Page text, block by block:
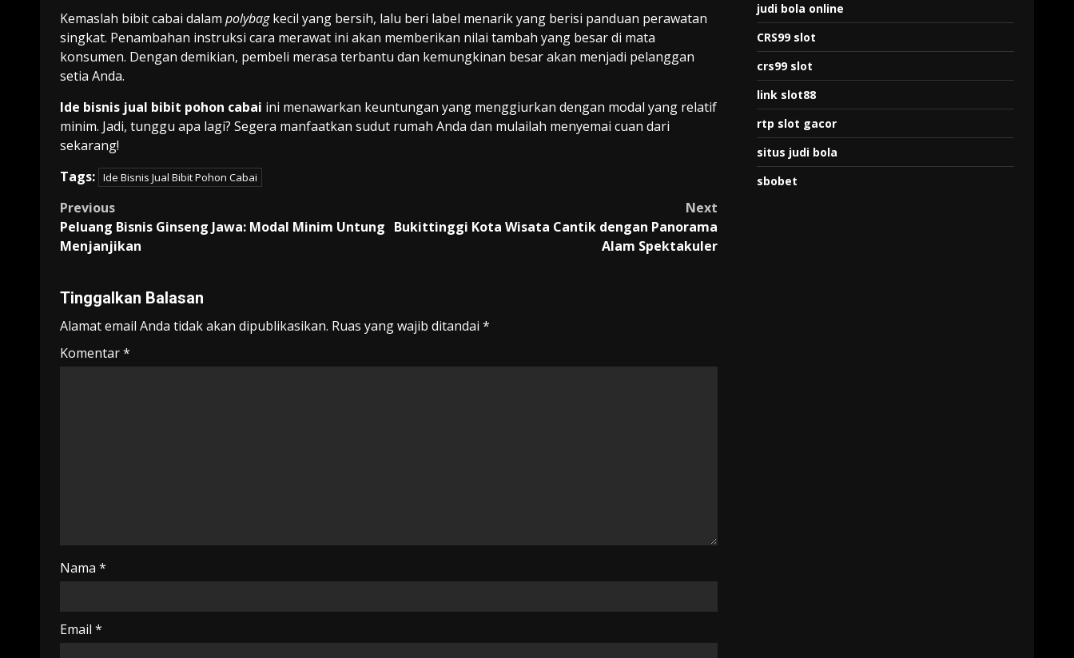
Kemaslah bibit cabai dalam polybagkecil yang bersih, lalu beri label menarik yang berisi panduan perawatan
singkat. Penambahan instruksi cara merawat ini akan memberikan nilai tambah yang besar di mata
konsumen. Dengan demikian, pembeli merasa terbantu dan kemungkinan besar akan menjadi pelanggan
setia Anda.
Ide bisnis jual bibit pohon cabai ini menawarkan keuntungan yang menggiurkan dengan modal yang relatif
minim. Jadi, tunggu apa lagi? Segera manfaatkan sudut rumah Anda dan mulailah menyemai cuan dari
sekarang!
Tags: Ide Bisnis Jual Bibit Pohon Cabai
Post
navigation
Previous
Peluang Bisnis Ginseng Jawa: Modal Minim Untung
Menjanjikan
Next
Bukittinggi Kota Wisata Cantik dengan Panorama
Alam Spektakuler
Tinggalkan Balasan
Alamat email Anda tidak akan dipublikasikan. Ruas yang wajib ditandai *
Komentar*
Nama *
Email *
judi bola online
CRS99 slot
crs99 slot
link slot88
rtp slot gacor
situs judi bola
sbobet